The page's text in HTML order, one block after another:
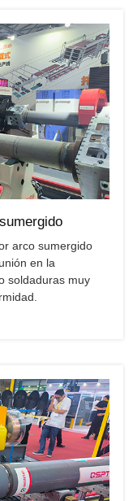
arco sumergido
en la
soldaduras muy